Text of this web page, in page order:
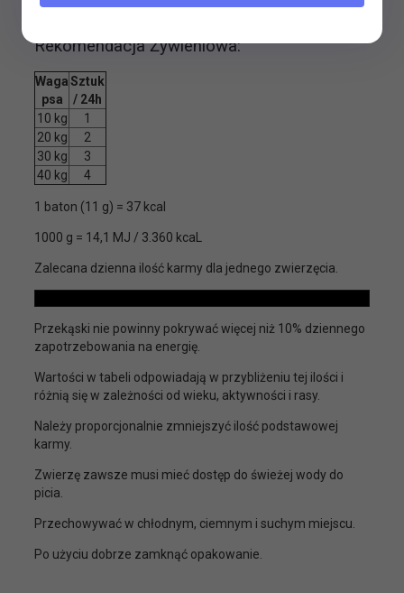
Rekomendacja Żywieniowa:
Waga
psa
Sztuk
/ 24h
10 kg
1
20 kg
2
30 kg
3
40 kg
4
1 baton (11 g) = 37 kcal
1000 g = 14,1 MJ / 3.360 kcaL
Zalecana dzienna ilość karmy dla jednego zwierzęcia.
Przekąski nie powinny pokrywać więcej niż 10% dziennego
zapotrzebowania na energię.
Wartości w tabeli odpowiadają w przybliżeniu tej ilości i
różnią się w zależności od wieku, aktywności i rasy.
Należy proporcjonalnie zmniejszyć ilość podstawowej
karmy.
Zwierzę zawsze musi mieć dostęp do świeżej wody do
picia.
Przechowywać w chłodnym, ciemnym i suchym miejscu.
Po użyciu dobrze zamknąć opakowanie.